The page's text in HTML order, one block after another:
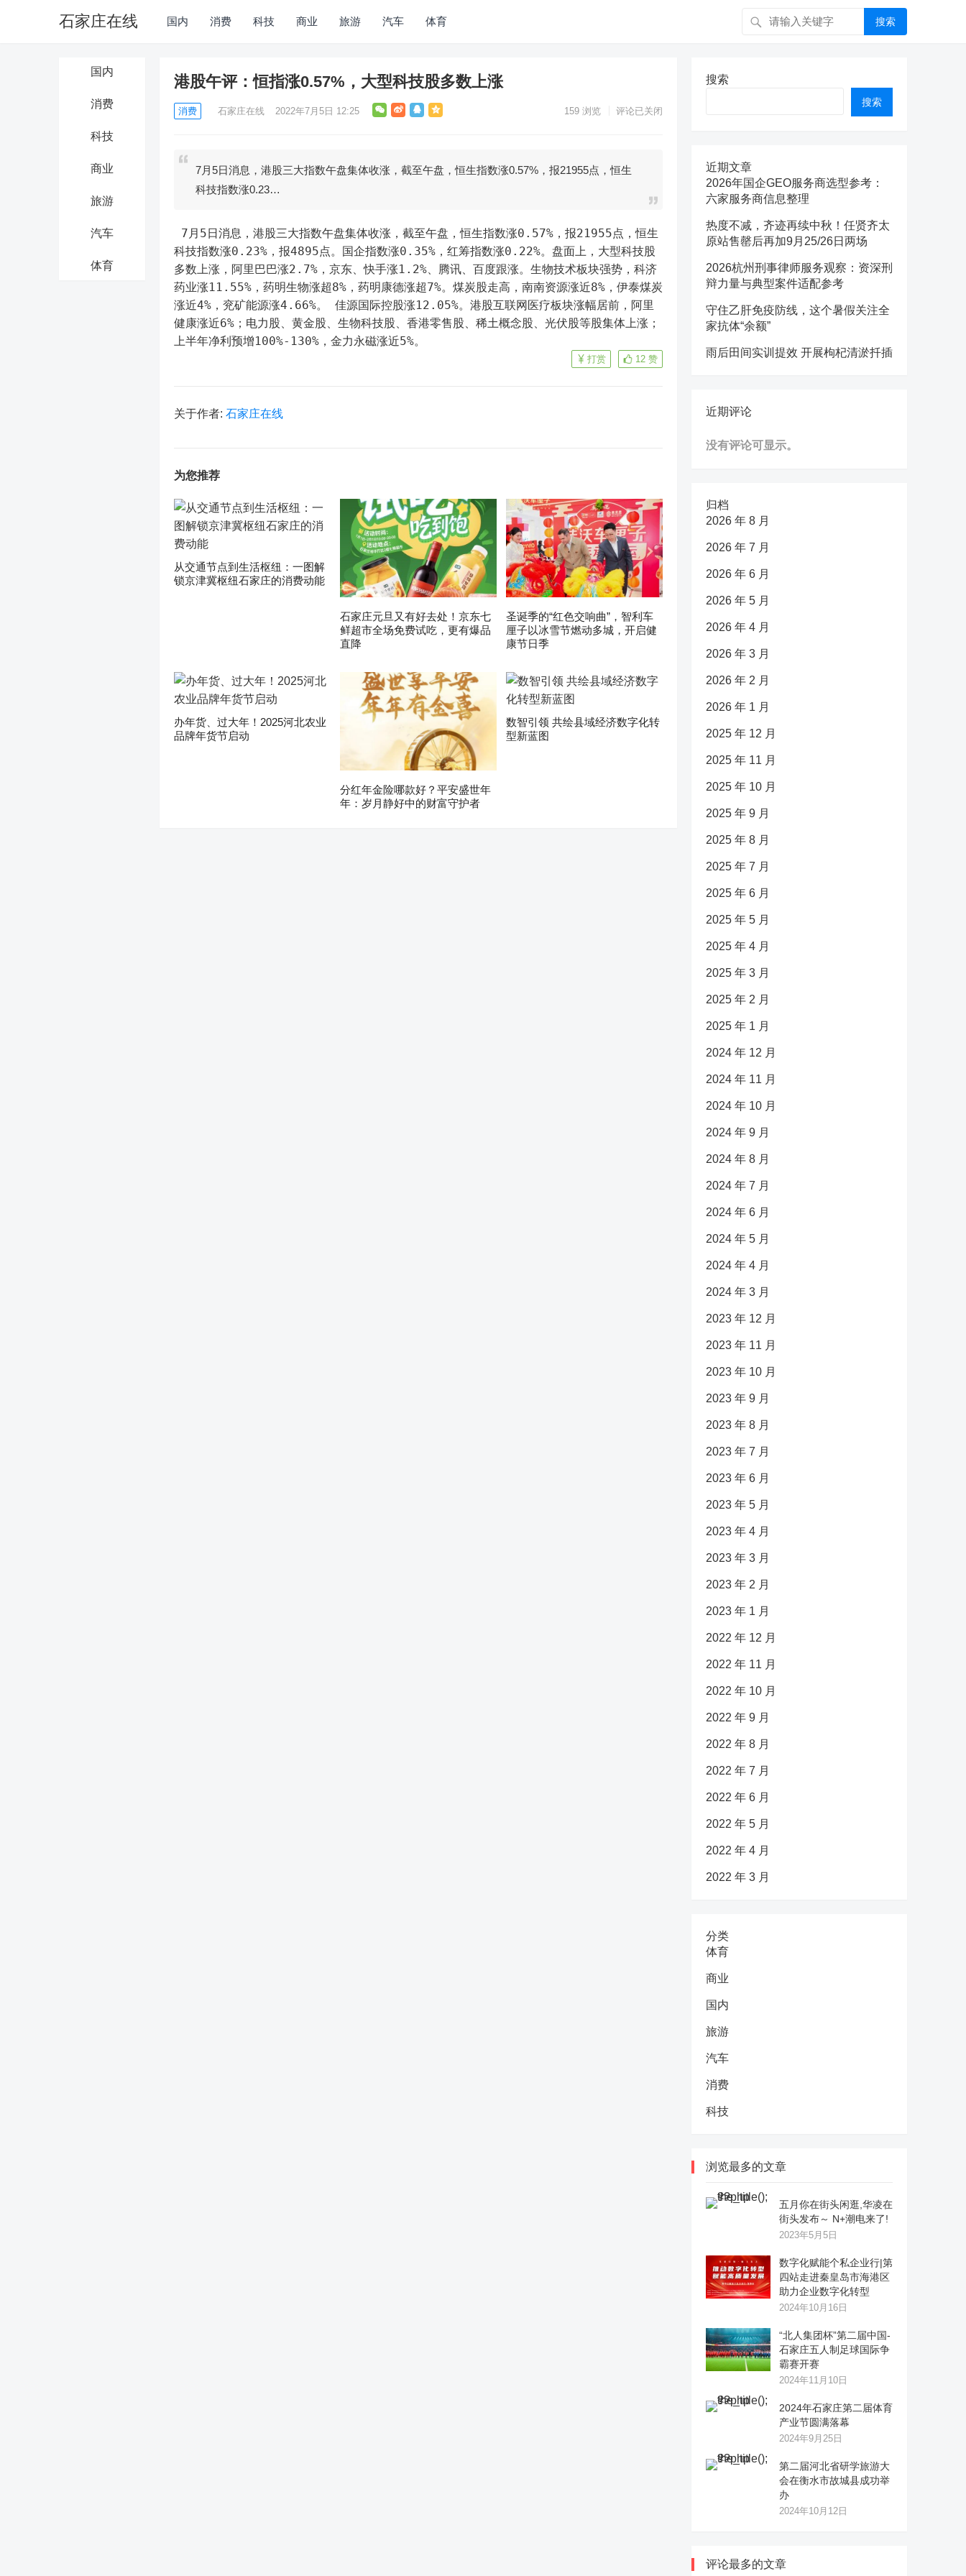
石家庄在线 国内 消费 科技 商业 旅游 汽车 体育 搜索
国内
消费
科技
商业
旅游
汽车
体育
港股午评：恒指涨0.57%，大型科技股多数上涨
消费 石家庄在线 2022年7月5日 12:25 159 浏览 评论已关闭
7月5日消息，港股三大指数午盘集体收涨，截至午盘，恒生指数涨0.57%，报21955点，恒生
科技指数涨0.23…
科技指数涨0.23%，报4895点。国企指数涨0.35%，红筹指数涨0.22%。盘面上，大型科技股
多数上涨，阿里巴巴涨2.7%，京东、快手涨1.2%、腾讯、百度跟涨。生物技术板块强势，科济
药业涨11.55%，药明生物涨超8%，药明康德涨超7%。煤炭股走高，南南资源涨近8%，伊泰煤炭
涨近4%，兖矿能源涨4.66%。 佳源国际控股涨12.05%。港股互联网医疗板块涨幅居前，阿里
健康涨近6%；电力股、黄金股、生物科技股、香港零售股、稀土概念股、光伏股等股集体上涨；
上半年净利预增100%-130%，金力永磁涨近5%。
12 赞
打赏
关于作者: 石家庄在线
为您推荐
从交通节点到生活枢纽：一图解
锁京津冀枢纽石家庄的消费动能
石家庄元旦又有好去处！京东七
鲜超市全场免费试吃，更有爆品
直降
圣诞季的“红色交响曲”，智利车
厘子以冰雪节燃动多城，开启健
康节日季
办年货、过大年！2025河北农业
品牌年货节启动
分红年金险哪款好？平安盛世年
年：岁月静好中的财富守护者
数智引领 共绘县域经济数字化转
型新蓝图
搜索
搜索
近期文章
2026年国企GEO服务商选型参考：
六家服务商信息整理
热度不减，齐迹再续中秋！任贤齐太
原站售罄后再加9月25/26日两场
2026杭州刑事律师服务观察：资深刑
辩力量与典型案件适配参考
守住乙肝免疫防线，这个暑假关注全
家抗体“余额”
雨后田间实训提效 开展枸杞清淤扦插
近期评论
没有评论可显示。
归档
2026 年 8 月
2026 年 7 月
2026 年 6 月
2026 年 5 月
2026 年 4 月
2026 年 3 月
2026 年 2 月
2026 年 1 月
2025 年 12 月
2025 年 11 月
2025 年 10 月
2025 年 9 月
2025 年 8 月
2025 年 7 月
2025 年 6 月
2025 年 5 月
2025 年 4 月
2025 年 3 月
2025 年 2 月
2025 年 1 月
2024 年 12 月
2024 年 11 月
2024 年 10 月
2024 年 9 月
2024 年 8 月
2024 年 7 月
2024 年 6 月
2024 年 5 月
2024 年 4 月
2024 年 3 月
2023 年 12 月
2023 年 11 月
2023 年 10 月
2023 年 9 月
2023 年 8 月
2023 年 7 月
2023 年 6 月
2023 年 5 月
2023 年 4 月
2023 年 3 月
2023 年 2 月
2023 年 1 月
2022 年 12 月
2022 年 11 月
2022 年 10 月
2022 年 9 月
2022 年 8 月
2022 年 7 月
2022 年 6 月
2022 年 5 月
2022 年 4 月
2022 年 3 月
分类
体育
商业
国内
旅游
汽车
消费
科技
浏览最多的文章
五月你在街头闲逛,华凌在
街头发布～ N+潮电来了!
2023年5月5日
数字化赋能个私企业行|第
四站走进秦皇岛市海港区
助力企业数字化转型
2024年10月16日
“北人集团杯”第二届中国-
石家庄五人制足球国际争
霸赛开赛
2024年11月10日
2024年石家庄第二届体育
产业节圆满落幕
2024年9月25日
第二届河北省研学旅游大
会在衡水市故城县成功举
办
2024年10月12日
评论最多的文章